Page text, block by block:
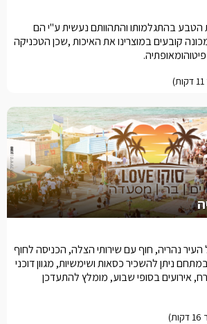
הטבע בהתגלמותו והתהוותם נעשית ע''י הם
קובעים במוצרינו את האיכות ,שכן הטכניקה
נהריה, חוף עם שירותי הצלה, הכניסה לחוף
ניתן להשכיר כסאות ושימשיות, מגוון דוכני
אירועים בסופי שבוע, מומלץ להתעדכן